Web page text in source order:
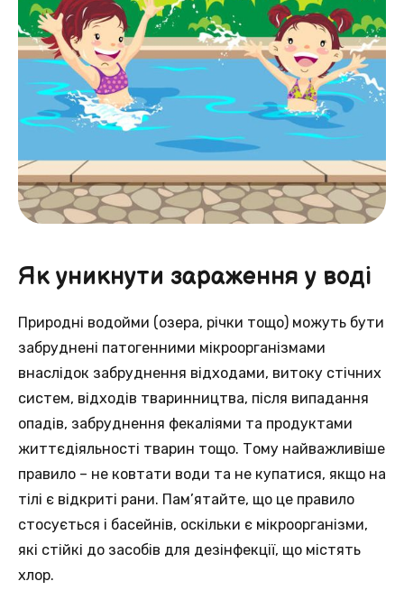
Як уникнути зараження у воді
Природні водойми (озера, річки тощо) можуть бути
забруднені патогенними мікроорганізмами
внаслідок забруднення відходами, витоку стічних
систем, відходів тваринництва, після випадання
опадів, забруднення фекаліями та продуктами
життєдіяльності тварин тощо. Тому найважливіше
правило – не ковтати води та не купатися, якщо на
тілі є відкриті рани. Пам’ятайте, що це правило
стосується і басейнів, оскільки є мікроорганізми,
які стійкі до засобів для дезінфекції, що містять
хлор.